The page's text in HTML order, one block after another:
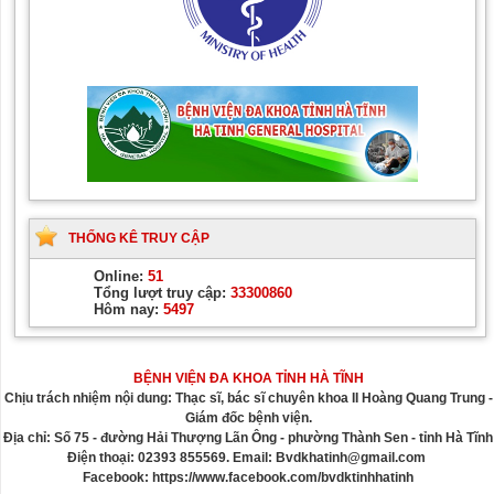
THỐNG KÊ TRUY CẬP
Online: 51
Tổng lượt truy cập: 33300860
Hôm nay: 5497
BỆNH VIỆN ĐA KHOA TỈNH HÀ TĨNH
Chịu trách nhiệm nội dung: Thạc sĩ, bác sĩ chuyên khoa II Hoàng Quang Trung -
Giám đốc bệnh viện.
Địa chỉ: Số 75 - đường Hải Thượng Lãn Ông - phường Thành Sen - tỉnh Hà Tĩnh
Điện thoại: 02393 855569. Email: Bvdkhatinh@gmail.com
Facebook: https://www.facebook.com/bvdktinhhatinh